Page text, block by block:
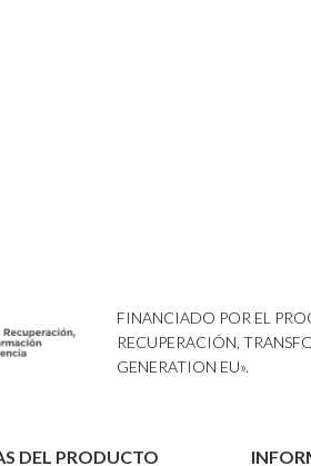
FINANCIADO POR EL
RECUPERACIÓN,
GENERATION EU».
DEL PRODUCTO